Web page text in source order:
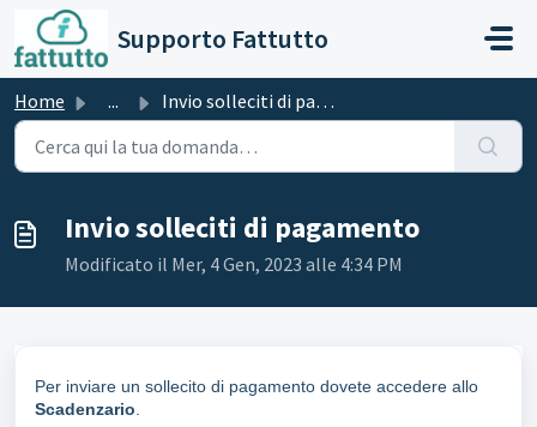
Salta al contenuto principale
Supporto Fattutto
Home ... Invio solleciti di pagamento
Invio solleciti di pagamento
Modificato il Mer, 4 Gen, 2023 alle 4:34 PM
Per inviare un sollecito di pagamento dovete accedere allo
Scadenzario